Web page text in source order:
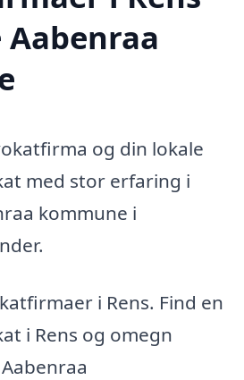
og din lokale
med stor erfaring i
kommune i
i Rens. Find en
i Rens og omegn